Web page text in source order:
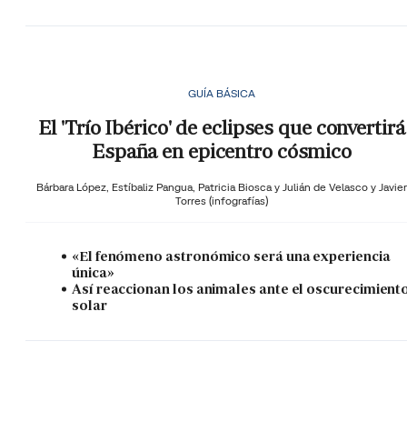
GUÍA BÁSICA
El 'Trío Ibérico' de eclipses que convertirá
España en epicentro cósmico
Bárbara López, Estíbaliz Pangua, Patricia Biosca y Julián de Velasco y Javier
Torres (infografías)
«El fenómeno astronómico será una experiencia
única»
Así reaccionan los animales ante el
solar